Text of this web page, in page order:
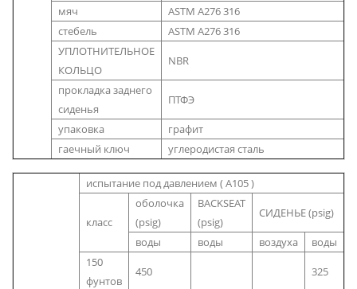
мяч
ASTM A276 316
стебель
ASTM A276 316
УПЛОТНИТЕЛЬНОЕ
КОЛЬЦО
NBR
прокладка заднего
сиденья
ПТФЭ
упаковка
графит
гаечный ключ
углеродистая сталь
испытание под давлением ( A105 )
класс
оболочка
(psig)
BACKSEAT
(psig)
СИДЕНЬЕ (psig)
воды воды воздуха
воды
150
фунтов
450 325